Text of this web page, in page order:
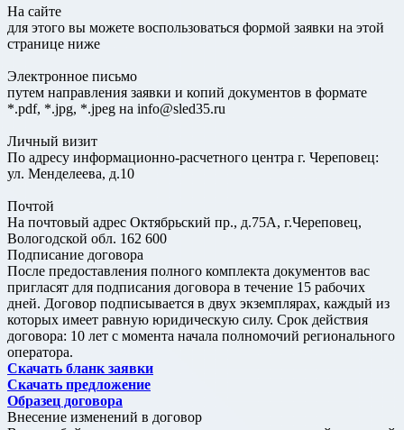
На сайте
для этого вы можете воспользоваться формой заявки на этой
странице ниже
Электронное письмо
путем направления заявки и копий документов в формате
*.pdf, *.jpg, *.jpeg на info@sled35.ru
Личный визит
По адресу информационно-расчетного центра г. Череповец:
ул. Менделеева, д.10
Почтой
На почтовый адрес Октябрьский пр., д.75А, г.Череповец,
Вологодской обл. 162 600
Подписание договора
После предоставления полного комплекта документов вас
пригласят для подписания договора в течение 15 рабочих
дней. Договор подписывается в двух экземплярах, каждый из
которых имеет равную юридическую силу. Срок действия
договора: 10 лет с момента начала полномочий регионального
оператора.
Скачать бланк заявки
Скачать предложение
Образец договора
Внесение изменений в договор